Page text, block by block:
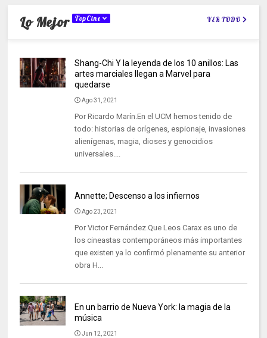
Lo Mejor TopCine VER TODO
Shang-Chi Y la leyenda de los 10 anillos: Las
artes marciales llegan a Marvel para
quedarse
Ago 31, 2021
Por Ricardo Marín.En el UCM hemos tenido de
todo: historias de orígenes, espionaje, invasiones
alienígenas, magia, dioses y genocidios
universales....
Annette; Descenso a los infiernos
Ago 23, 2021
Por Victor Fernández.Que Leos Carax es uno de
los cineastas contemporáneos más importantes
que existen ya lo confirmó plenamente su anterior
obra H...
En un barrio de Nueva York: la magia de la
música
Jun 12, 2021